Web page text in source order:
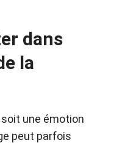
dans
la
une émotion
peut parfois